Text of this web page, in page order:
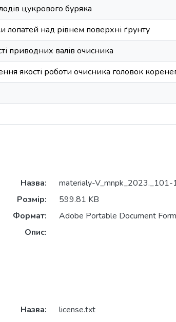
цукрового буряка
лопатей над рівнем поверхні ґрунту
приводних валів очисника
якості роботи очисника головок
Назва:
materialy-V_mnpk_2023._101-
Розмір:
599.81 KB
Формат:
Adobe Portable Document
Опис:
Назва:
license.txt